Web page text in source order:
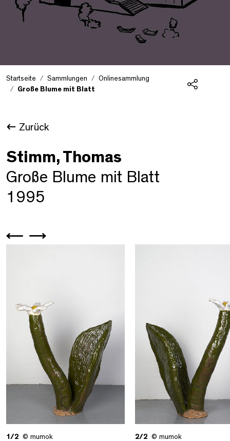
Startseite Sammlungen
Onlinesammlung
Große Blume mit Blatt
Zurück
Stimm, Thomas
Große Blume mit Blatt
1995
1/2 © mumok 2/2 © mumok